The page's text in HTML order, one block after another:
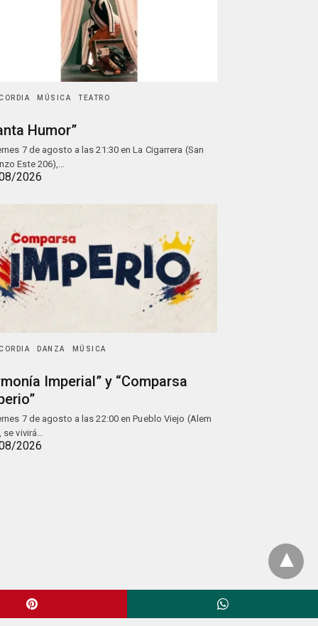
MÚSICA TEATRO
Humor”
7 de agosto a las 21:30 en La Cigarrera (San
Este 206),…
2026
DANZA MÚSICA
Imperial” y “Comparsa
7 de agosto a las 22:00 en Pueblo Viejo (Alem
se vivirá…
2026